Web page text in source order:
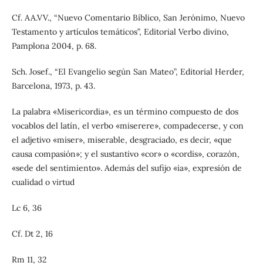
Cf. AA.VV., “Nuevo Comentario Bíblico, San Jerónimo, Nuevo
Testamento y artículos temáticos”, Editorial Verbo divino,
Pamplona 2004, p. 68.
Sch. Josef., “El Evangelio según San Mateo”, Editorial Herder,
Barcelona, 1973, p. 43.
La palabra «Misericordia», es un término compuesto de dos
vocablos del latín, el verbo «miserere», compadecerse, y con
el adjetivo «miser», miserable, desgraciado, es decir, «que
causa compasión»; y el sustantivo «cor» o «cordis», corazón,
«sede del sentimiento». Además del sufijo «ia», expresión de
cualidad o virtud
Lc 6, 36
Cf. Dt 2, 16
Rm 11, 32